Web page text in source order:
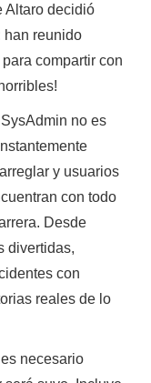
Altaro decidió
han reunido
compartir con
no es
y usuarios
con todo
Desde
divertidas,
con
reales de lo
necesario